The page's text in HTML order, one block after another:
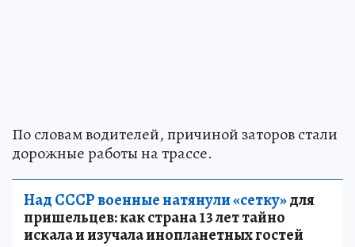
По словам водителей, причиной заторов стали
дорожные работы на трассе.
Над СССР военные натянули «сетку»для
пришельцев: как страна 13 лет тайно
искала и изучала инопланетных гостей